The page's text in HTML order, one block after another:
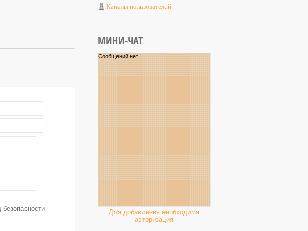
Каналы пользователей
МИНИ-ЧАТ
Для добавления необходима
авторизация